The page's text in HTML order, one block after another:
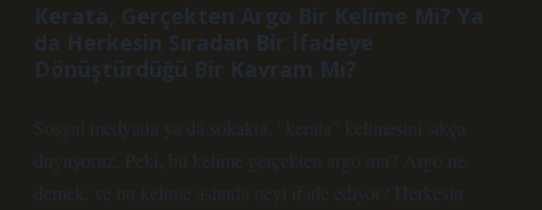
Kerata, Gerçekten Argo Bir Kelime Mi? Ya
da Herkesin Sıradan Bir İfadeye
Dönüştürdüğü Bir Kavram Mı?
Sosyal medyada ya da sokakta, “kerata” kelimesini sıkça
duyuyoruz. Peki, bu kelime gerçekten argo mu? Argo ne
demek, ve bu kelime aslında neyi ifade ediyor? Herkesin